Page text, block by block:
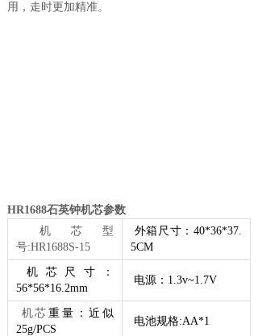
用，走时更加精准。
HR1688石英钟机芯参数
机芯型
号:HR1688S-15
外箱尺寸：40*36*37.
5CM
机芯尺寸：
56*56*16.2mm
电源：1.3v~1.7V
机芯重量：近似
25g/PCS
电池规格:AA*1